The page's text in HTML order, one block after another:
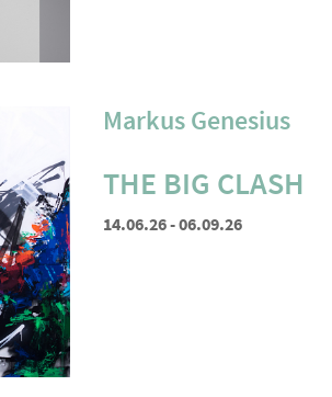
Markus Genesius
THE BIG CLASH
14.06.26 - 06.09.26